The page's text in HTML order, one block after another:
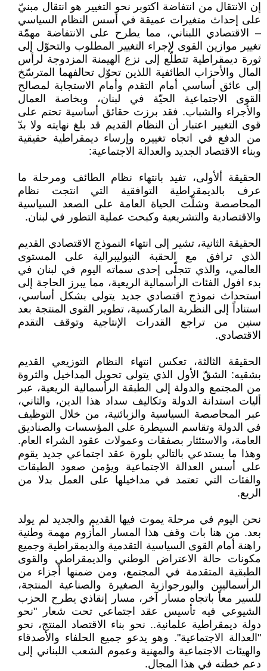
إن الانتقال من انتفاضة اكتوبر نحو التغيير هو انتقال مبنيّ
على إحداث متغيرات عميقة في أسس النظام السياسي
– الاقتصادي اللبناني، مما يطرح على الانتفاضة مهمّة
تغيير موازين القوى لإجراء التغيير المطلوب والتحوّل إلى
ثورة ديمقراطية تتطلّع إلى نزع الهيمنة المزدوجة لرأس
المال والأحزاب الطائفية اللذين تحوّل تحالفهما المترسّخ
إلى عائق أساسي أمام التقدم وأمام الاستجابة لمصالح
القوى الاجتماعية الحيّة في لبنان، وبخاصة العمال
والأجراء والشباب. فقد برزت حقائق أساسية تحتم على
قوى التغيير اعتبار أن النظام القديم قد بلغ نهايته ولا بدّ
من الدفع في اتجاه تغييره وإرساء ديمقراطية حقيقية
وبناء الاقتصاد الجديد والعدالة الاجتماعية:
الحقيقة ألأولى، تفيد بانتهاء نظام الطائف ومرحلة ما
عرف بالديمقراطية التوافقية التي انتجت نظام
المحاصصة وشلّت الحياة العامة على الصعد السياسية
والاقتصادية والتشريعية وكبحت عملية التطور في لبنان.
الحقيقة الثانية، تشير إلى انتهاء النموذج الاقتصادي القديم
الذي ترافق مع الحقبة النيوليبرالية على المستوى
العالمي، والذي تتجلّى إحدى سماته اليوم في لبنان في
بدء افول الفئات الرأسمالية الريعية، مما يبرز الحاجة إلى
استحداث نموذج اقتصادي جديد يتولى بشكل أساسي،
استناداً إلى النظرية الماركسية، تطوير القوى المنتجة بعد
سنين من تراجع القدرات الإنتاجية وتوقف التقدم
الاقتصادي.
الحقيقة الثالثة، تعكس انتهاء النظام التوزيعي القديم
بشقيه: الشقّ الأول الذي يتولى تحويل المداخيل والثروة
من المجتمع والدولة إلى الطبقة الرأسمالية الريعية، عبر
أليات استدانة الدولة وتكاليف سداد هذا الدين، والثاني،
عبر المحاصصة السياسية والزبائنية، من خلال التوظيف
في الدولة وتقاسم السيطرة على المؤسسات والصناديق
العامة، والاستئثار بصفقات وعمولات عقود الشراء العام.
وهذا ما يستدعي بالتالي بلورة عقد اجتماعي جديد يقوم
على أسس العدالة الاجتماعية ويؤمن صعود الطبقات
والفئات التي تعتمد في مداخيلها على العمل بدلا من
الريع.
نحن اليوم في مرحلة يموت فيها القديم والجديد لم يولد
بعد. من هنا بات وقف هذا المسار المأزوم مهمة وطنية
راهنة أمام القوى السياسية التقدمية والديمقراطية وجميع
مكونات حالة الاعتراض الوطني والديمقراطي والقوى
الطبقية المتقدمة في المجتمع، ومن ضمنها أجزاء من
الرأسماليين والبورجوازية الصغيرة والصناعية المنتجة،
للسير معاً باتجاه مسار آخر، مسار إنقاذي يطرح الحزب
الشيوعي فيه تأسيس عقد اجتماعي تحت شعار "نحو
دولة ديمقراطية علمانية.. نحو بناء الاقتصاد المنتج، نحو
"العدالة الاجتماعية". وهو يدعو جميع الحلفاء والأصدقاء
والهيئات الاجتماعية والمهنية وعموم الشعب اللبناني إلى
دعم خطته في هذا المجال.